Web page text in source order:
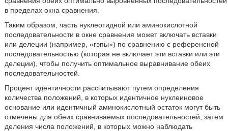
в пределах окна сравнения.
Таким образом, часть нуклеотидной или аминокислотной
последовательности в окне сравнения может включать вставки
или делеции (например, «гэпы») по сравнению с референсной
последовательностью (которая не включает эти вставки или эти
делеции), чтобы получить оптимальное выравнивание обеих
последовательностей.
Процент идентичности рассчитывают путем определения
количества положений, в которых идентичное нуклеиновое
основание или идентичный аминокислотный остаток могут быть
отмечены для обеих сравниваемых последовательностей, затем
деления числа положений, в которых можно наблюдать